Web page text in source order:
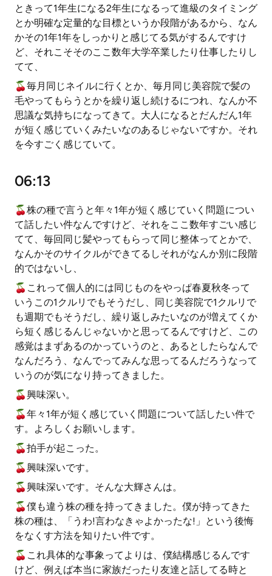
ときって1年生になる2年生になるって進級のタイミング
とか明確な定量的な目標というか段階があるから、なん
かその1年1年をしっかりと感じてる気がするんですけ
ど、それこそそのここ数年大学卒業したり仕事したりし
てて、
🍒毎月同じネイルに行くとか、毎月同じ美容院で髪の
毛やってもらうとかを繰り返し続けるにつれ、なんか不
思議な気持ちになってきて。大人になるとだんだん1年
が短く感じていくみたいなのあるじゃないですか。それ
を今すごく感じていて。
06:13
🍒株の種で言うと年々1年が短く感じていく問題につい
て話したい件なんですけど、それをここ数年すごい感じ
てて、毎回同じ髪やってもらって同じ整体ってとかで、
なんかそのサイクルができてるしそれがなんか別に段階
的ではないし、
🍒これって個人的には同じものをやっぱ春夏秋冬って
いうこの1クルリでもそうだし、同じ美容院で1クルリで
も週期でもそうだし、繰り返しみたいなのが増えてくか
ら短く感じるんじゃないかと思ってるんですけど、この
感覚はまずあるのかっていうのと、あるとしたらなんで
なんだろう、なんでってみんな思ってるんだろうなって
いうのが気になり持ってきました。
🍒興味深い。
🍒年々1年が短く感じていく問題について話したい件で
す。よろしくお願いします。
🍒拍手が起こった。
🍒興味深いです。
🍒興味深いです。そんな大輝さんは。
🍒僕も違う株の種を持ってきました。僕が持ってきた
株の種は、「うわ!言わなきゃよかったな!」という後悔
をなくす方法を知りたい件です。
🍒これ具体的な事象ってよりは、僕結構感じるんです
けど、例えば本当に家族だったり友達と話してる時と